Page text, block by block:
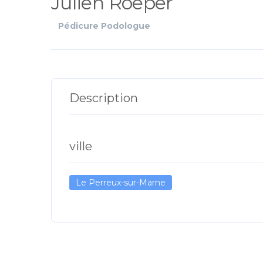
Pédicure Podologue
Description
ville
Le Perreux-sur-Marne